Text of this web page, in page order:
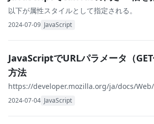
以下が属性スタイルとして指定される。
2024-07-09 JavaScript
JavaScriptでURLパラメータ（
方法
https://developer.mozilla.org/ja/docs/
2024-07-04 JavaScript